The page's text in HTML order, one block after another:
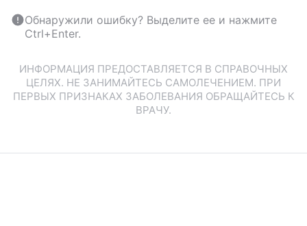
Обнаружили ошибку? Выделите ее и нажмите
Ctrl+Enter.
ИНФОРМАЦИЯ ПРЕДОСТАВЛЯЕТСЯ В СПРАВОЧНЫХ
ЦЕЛЯХ. НЕ ЗАНИМАЙТЕСЬ САМОЛЕЧЕНИЕМ. ПРИ
ПЕРВЫХ ПРИЗНАКАХ ЗАБОЛЕВАНИЯ ОБРАЩАЙТЕСЬ К
ВРАЧУ.